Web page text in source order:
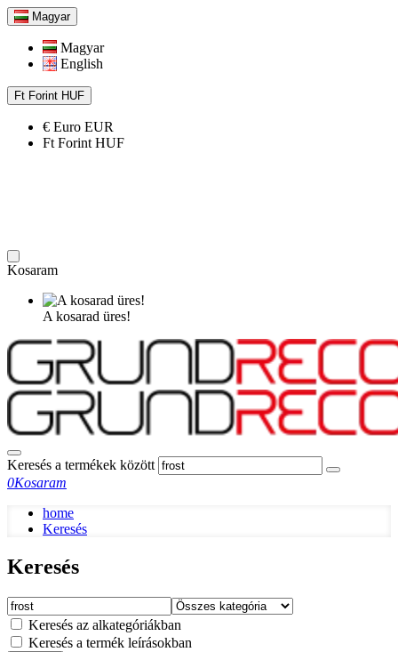
Magyar
Magyar
English
Ft Forint HUF
€ Euro EUR
Ft Forint HUF
Kosaram
A kosarad üres!
Keresés a termékek között
0Kosaram
home
Keresés
Keresés
Keresés az alkategóriákban
Keresés a termék leírásokban